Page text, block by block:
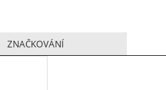
ZNAČKOVÁNÍ